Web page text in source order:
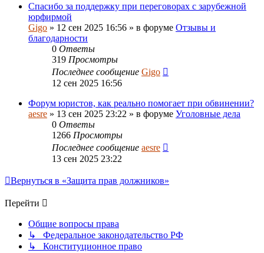
Спасибо за поддержку при переговорах с зарубежной
юрфирмой
Gigo » 12 сен 2025 16:56 » в форуме Отзывы и
благодарности
0 Ответы
319 Просмотры
Последнее сообщение Gigo
12 сен 2025 16:56
Форум юристов, как реально помогает при обвинении?
aesre » 13 сен 2025 23:22 » в форуме Уголовные дела
0 Ответы
1266 Просмотры
Последнее сообщение aesre
13 сен 2025 23:22
Вернуться в «Защита прав должников»
Перейти
Общие вопросы права
↳ Федеральное законодательство РФ
↳ Конституционное право